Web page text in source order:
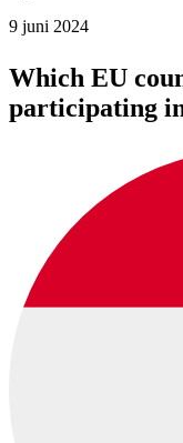
9 juni 2024
Which EU
participating